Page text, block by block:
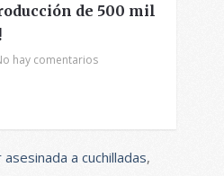
de 500 mil
hay comentarios
asesinada a cuchilladas,